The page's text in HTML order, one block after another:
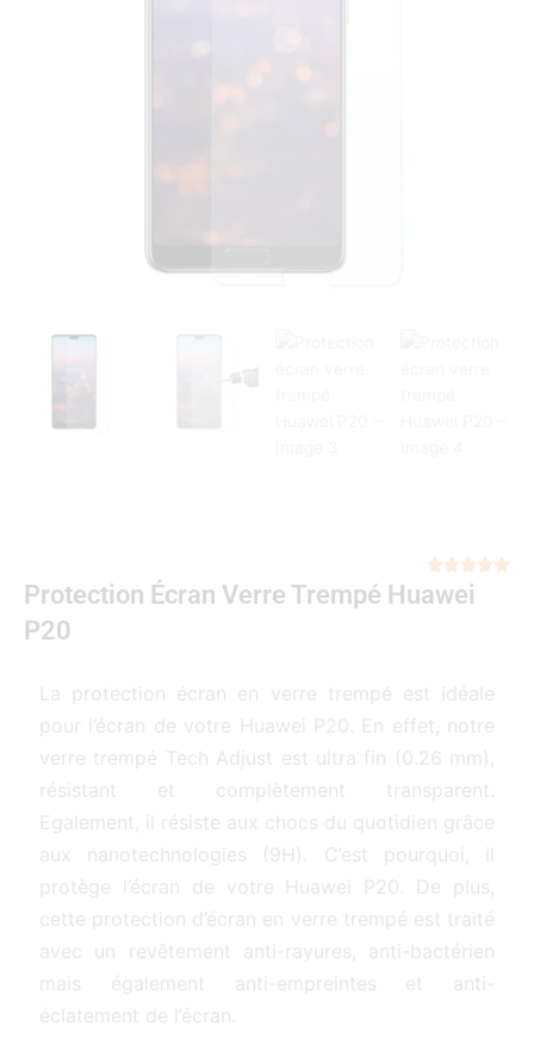

Protection Écran Verre Trempé Huawei
P20
La protection écran en verre trempé est idéale
pour l’écran de votre Huawei P20. En effet, notre
verre trempé Tech Adjust est ultra fin (0.26 mm),
résistant et complètement transparent.
Egalement, il résiste aux chocs du quotidien grâce
aux nanotechnologies (9H). C’est pourquoi, il
protège l’écran de votre Huawei P20. De plus,
cette protection d’écran en verre trempé est traité
avec un revêtement anti-rayures, anti-bactérien
mais également anti-empreintes et anti-
éclatement de l’écran.